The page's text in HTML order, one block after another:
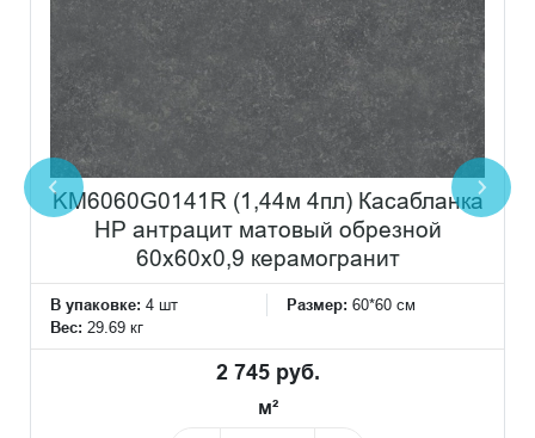
KM6060G0141R (1,44м 4пл) Касабланка
HP антрацит матовый обрезной
60x60x0,9 керамогранит
В упаковке: 4 шт Размер: 60*60 см
Вес: 29.69 кг
2 745 руб.
м²